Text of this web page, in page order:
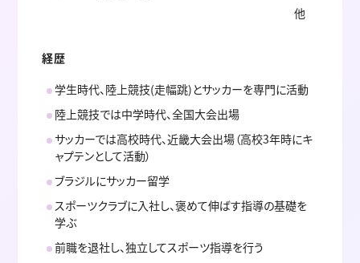
他
経歴
学生時代、陸上競技(走幅跳)とサッカーを専門に活動
陸上競技では中学時代、全国大会出場
サッカーでは高校時代、近畿大会出場（高校3年時にキ
ャプテンとして活動）
ブラジルにサッカー留学
スポーツクラブに入社し、褒めて伸ばす指導の基礎を
学ぶ
前職を退社し、独立してスポーツ指導を行う